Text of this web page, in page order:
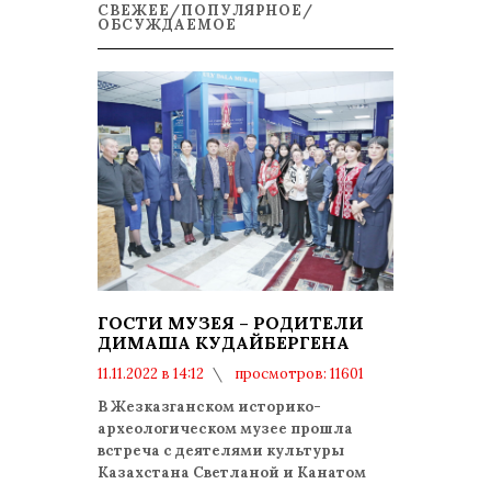
СВЕЖЕЕ/ПОПУЛЯРНОЕ/
ОБСУЖДАЕМОЕ
ГОСТИ МУЗЕЯ – РОДИТЕЛИ
ДИМАША КУДАЙБЕРГЕНА
11.11.2022 в 14:12
просмотров: 11601
В Жезказганском историко-
археологическом музее прошла
встреча с деятелями культуры
Казахстана Светланой и Канатом